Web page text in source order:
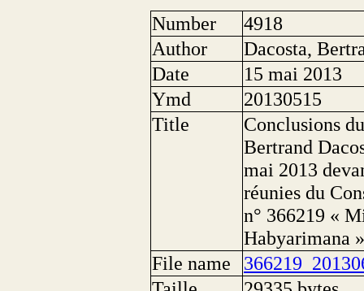
Number
4918
Author
Dacosta,
Date
15 mai 2013
Ymd
20130515
Title
Conclusions
Bertrand
mai 2013
réunies du
n° 366219 «
Habyarimana
File name